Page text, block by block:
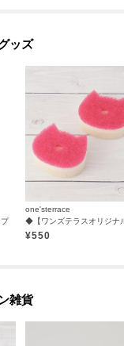
ッズ
one'sterrace
¥550
雑貨